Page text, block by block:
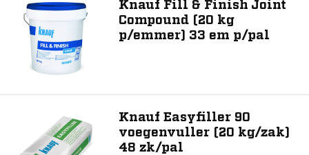
Compound (20 kg
p/emmer) 33 em p/pal
Knauf Easyfiller 90
voegenvuller (20 kg/zak)
48 zk/pal